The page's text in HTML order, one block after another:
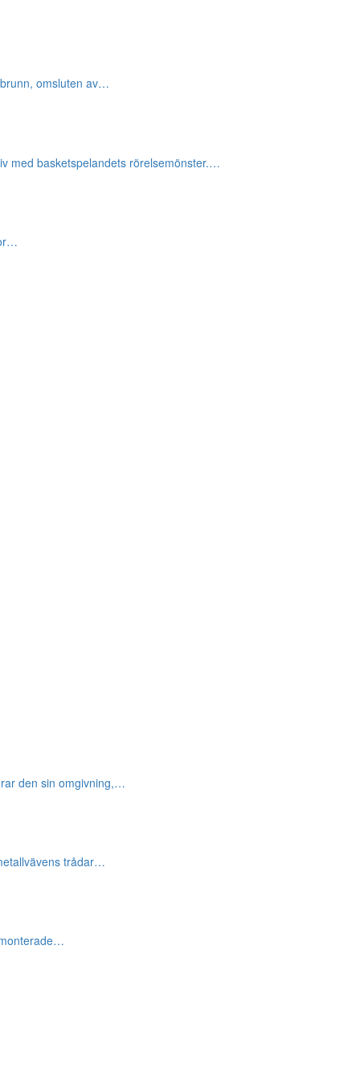
omsluten av…
med basketspelandets rörelsemönster.…
den sin omgivning,…
trådar…